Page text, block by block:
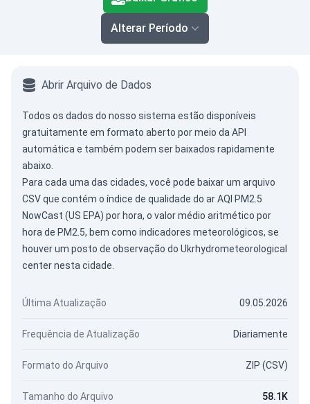
Alterar Período
Abrir Arquivo de Dados
Todos os dados do nosso sistema estão disponíveis
gratuitamente em formato aberto por meio da API
automática e também podem ser baixados rapidamente
abaixo.
Para cada uma das cidades, você pode baixar um arquivo
CSV que contém o índice de qualidade do ar AQI PM2.5
NowCast (US EPA) por hora, o valor médio aritmético por
hora de PM2.5, bem como indicadores meteorológicos, se
houver um posto de observação do Ukrhydrometeorological
center nesta cidade.
Última Atualização 09.05.2026
Frequência de Atualização Diariamente
Formato do Arquivo ZIP (CSV)
Tamanho do Arquivo 58.1K